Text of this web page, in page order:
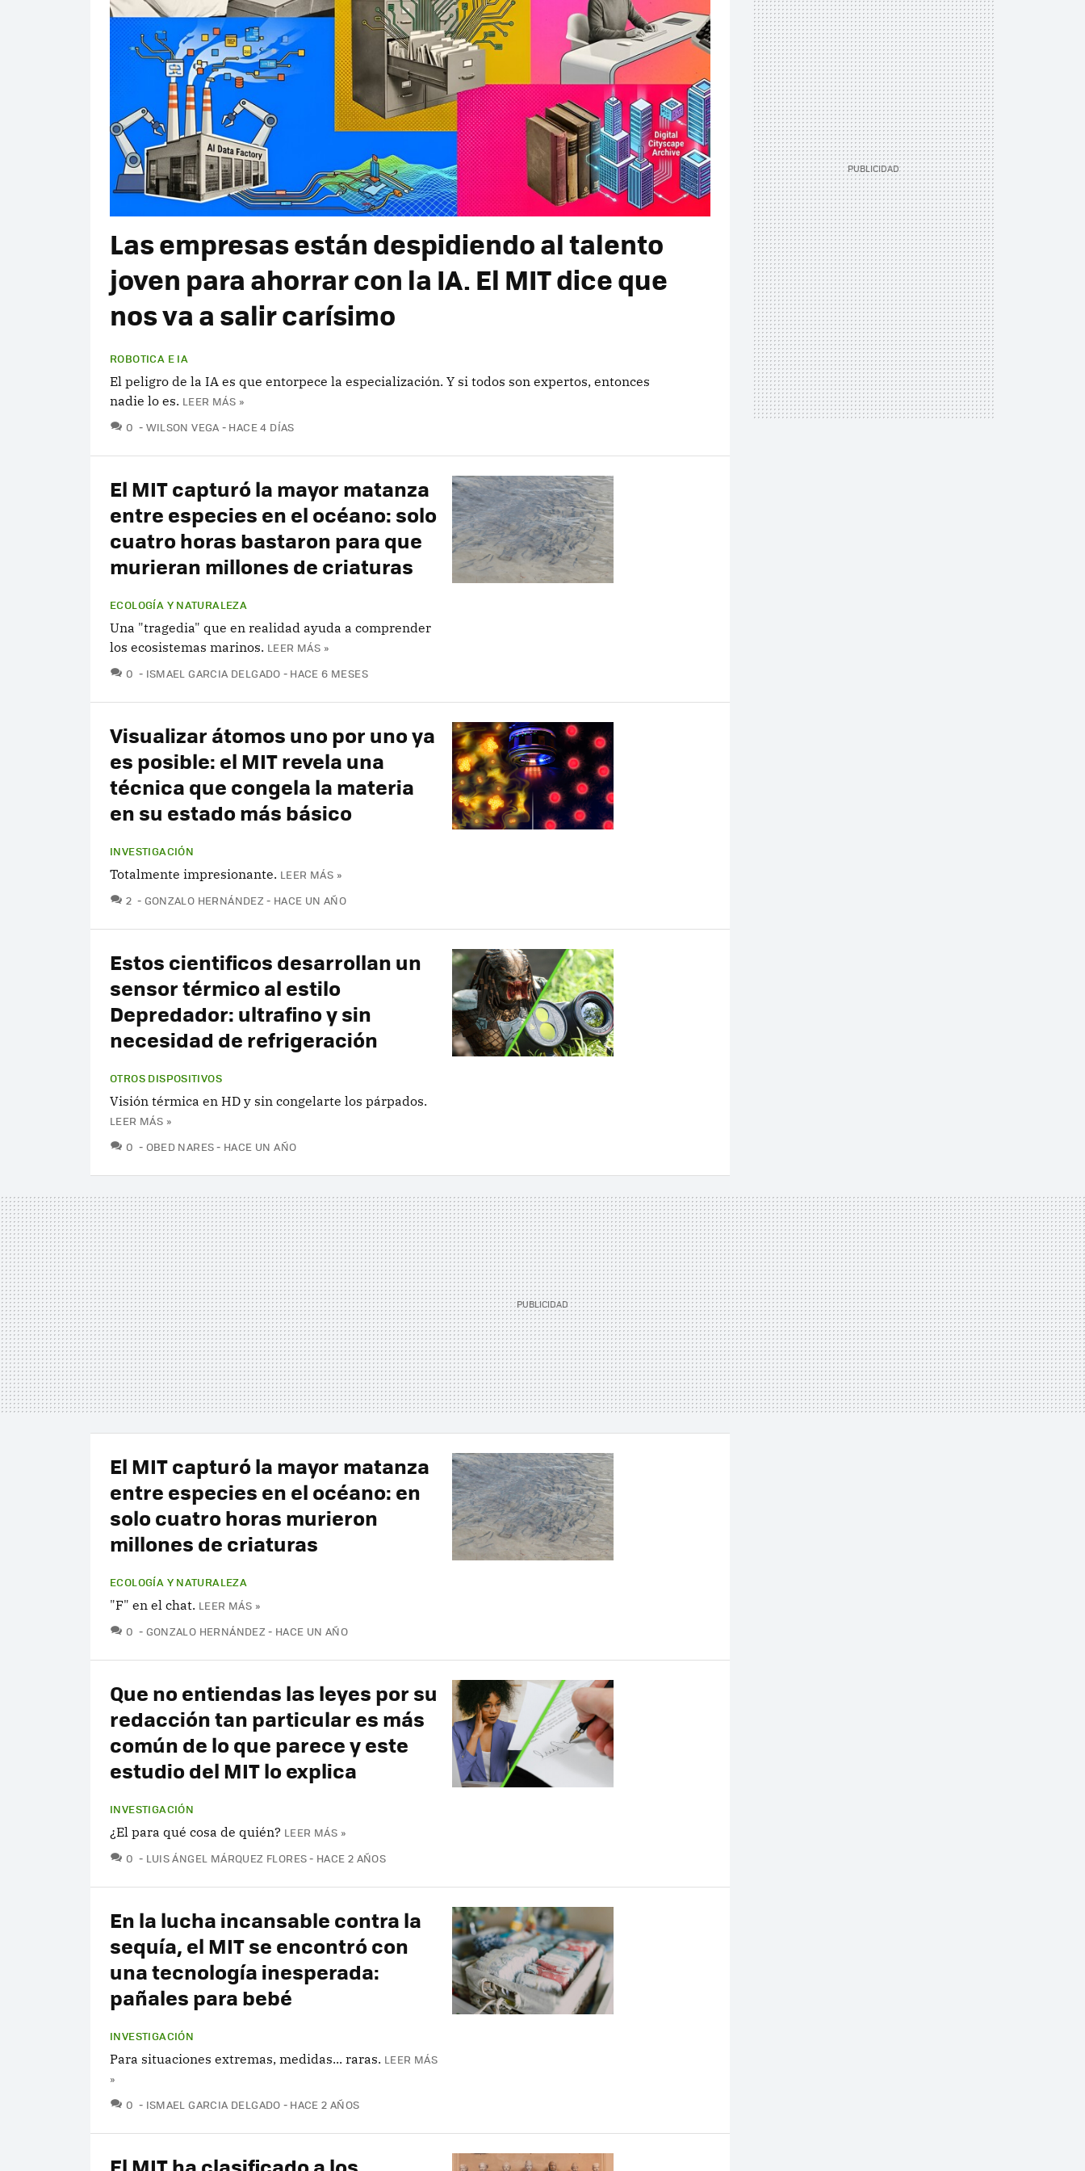
Las empresas están despidiendo al talento
joven para ahorrar con la IA. El MIT dice que
nos va a salir carísimo
ROBOTICA E IA
El peligro de la IA es que entorpece la especialización. Y si todos son expertos, entonces
nadie lo es. LEER MÁS »
0 COMENTARIOS
WILSON VEGA HACE 4 DÍAS
El MIT capturó la mayor matanza
entre especies en el océano: solo
cuatro horas bastaron para que
murieran millones de criaturas
ECOLOGÍA Y NATURALEZA
Una "tragedia" que en realidad ayuda a comprender
los ecosistemas marinos. LEER MÁS »
0 COMENTARIOS
ISMAEL GARCIA DELGADO HACE 6 MESES
Visualizar átomos uno por uno ya
es posible: el MIT revela una
técnica que congela la materia
en su estado más básico
INVESTIGACIÓN
Totalmente impresionante. LEER MÁS »
2 COMENTARIOS
GONZALO HERNÁNDEZ HACE UN AÑO
Estos cientificos desarrollan un
sensor térmico al estilo
Depredador: ultrafino y sin
necesidad de refrigeración
OTROS DISPOSITIVOS
Visión térmica en HD y sin congelarte los párpados.
LEER MÁS »
0 COMENTARIOS
OBED NARES HACE UN AÑO
El MIT capturó la mayor matanza
entre especies en el océano: en
solo cuatro horas murieron
millones de criaturas
ECOLOGÍA Y NATURALEZA
"F" en el chat. LEER MÁS »
0 COMENTARIOS
GONZALO HERNÁNDEZ HACE UN AÑO
Que no entiendas las leyes por su
redacción tan particular es más
común de lo que parece y este
estudio del MIT lo explica
INVESTIGACIÓN
¿El para qué cosa de quién? LEER MÁS »
0 COMENTARIOS
LUIS ÁNGEL MÁRQUEZ FLORES HACE 2 AÑOS
En la lucha incansable contra la
sequía, el MIT se encontró con
una tecnología inesperada:
pañales para bebé
INVESTIGACIÓN
Para situaciones extremas, medidas... raras. LEER MÁS
»
0 COMENTARIOS
ISMAEL GARCIA DELGADO HACE 2 AÑOS